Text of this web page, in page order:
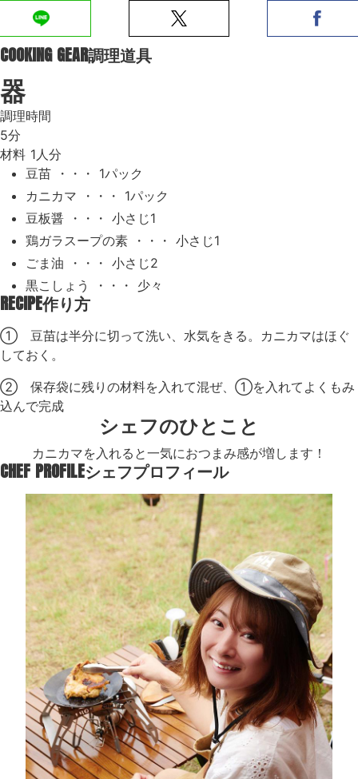
COOKING GEAR調理道具
器
調理時間
5分
材料 1人分
豆苗 ・・・ 1パック
カニカマ ・・・ 1パック
豆板醤 ・・・ 小さじ1
鶏ガラスープの素 ・・・ 小さじ1
ごま油 ・・・ 小さじ2
黒こしょう ・・・ 少々
RECIPE作り方
① 豆苗は半分に切って洗い、水気をきる。カニカマはほぐ
しておく。
② 保存袋に残りの材料を入れて混ぜ、①を入れてよくもみ
込んで完成
シェフのひとこと
カニカマを入れると一気におつまみ感が増します！
CHEF PROFILEシェフプロフィール